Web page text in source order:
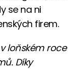
se na ni
firem.
loňském roce
Díky